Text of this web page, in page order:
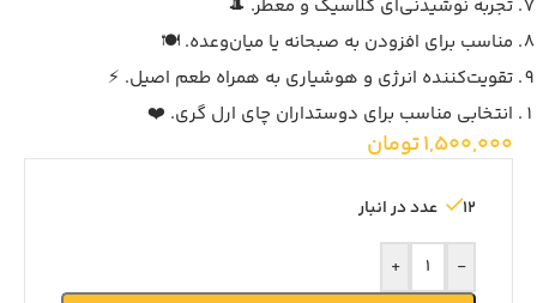
تجربه نوشیدنی‌ای کلاسیک و معطر. 🎩
مناسب برای افزودن به صبحانه یا میان‌وعده. 🍽️
تقویت‌کننده انرژی و هوشیاری به همراه طعم اصیل. ⚡
انتخابی مناسب برای دوستداران چای ارل گری. ❤️
1,500,000تومان
12 عدد در انبار
-
+